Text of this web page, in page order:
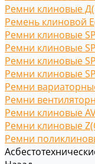
Ремни клиновые
Ремень клиновой
Ремни клиновые
Ремни клиновые
Ремни клиновые
Ремни клиновые
Ремни
Ремни
Ремни клиновые
Ремни клиновые
Ремни